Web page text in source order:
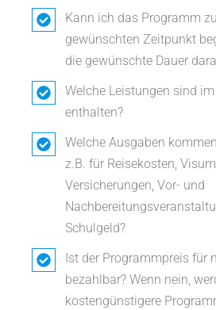
Kann ich das Programm
gewünschten Zeitpunkt
die gewünschte Dauer
Welche Leistungen sind
enthalten?
Welche Ausgaben
z.B. für Reisekosten,
Versicherungen, Vor- und
Schulgeld?
Ist der Programmpreis für
bezahlbar? Wenn nein,
kostengünstigere